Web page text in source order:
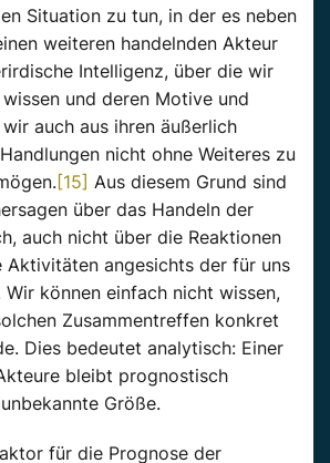
Situation zu tun, in der es neben
weiteren handelnden Akteur
Intelligenz, über die wir
und deren Motive und
auch aus ihren äußerlich
nicht ohne Weiteres zu
[15] Aus diesem Grund sind
über das Handeln der
auch nicht über die Reaktionen
Aktivitäten angesichts der für uns
Wir können einfach nicht wissen,
Zusammentreffen konkret
Dies bedeutet analytisch: Einer
bleibt prognostisch
Größe.
für die Prognose der